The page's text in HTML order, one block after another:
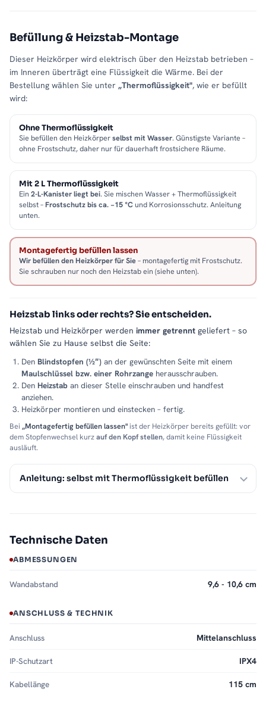
Befüllung & Heizstab-Montage
Dieser Heizkörper wird elektrisch über den Heizstab betrieben –
im Inneren überträgt eine Flüssigkeit die Wärme. Bei der
Bestellung wählen Sie unter „Thermoflüssigkeit", wie er befüllt
wird:
Ohne Thermoflüssigkeit
Sie befüllen den Heizkörperselbst mit Wasser. Günstigste Variante –
ohne Frostschutz, daher nur für dauerhaft frostsichere Räume.
Mit 2 L Thermoflüssigkeit
Ein 2-L-Kanister liegt bei. Sie mischen Wasser + Thermoflüssigkeit
selbst –Frostschutz bis ca. −15 °Cund Korrosionsschutz. Anleitung
unten.
Montagefertig befüllen lassen
Wir befüllen den Heizkörper für Sie– montagefertig mit Frostschutz.
Sie schrauben nur noch den Heizstab ein (siehe unten).
Heizstab links oder rechts? Sie entscheiden.
Heizstab und Heizkörper werden immer getrennt geliefert – so
wählen Sie zu Hause selbst die Seite:
Den Blindstopfen (½″) an der gewünschten Seite mit einem
Maulschlüssel bzw. einer Rohrzange herausschrauben.
Den Heizstab an dieser Stelle einschrauben und handfest
anziehen.
Heizkörper montieren und einstecken – fertig.
Bei „Montagefertig befüllen lassen"ist der Heizkörper bereits gefüllt: vor
dem Stopfenwechsel kurzauf den Kopf stellen, damit keine Flüssigkeit
ausläuft.
Anleitung: selbst mit Thermoflüssigkeit befüllen
Technische Daten
ABMESSUNGEN
Wandabstand 9,6 - 10,6 cm
ANSCHLUSS & TECHNIK
Anschluss Mittelanschluss
IP-Schutzart IPX4
Kabellänge 115 cm